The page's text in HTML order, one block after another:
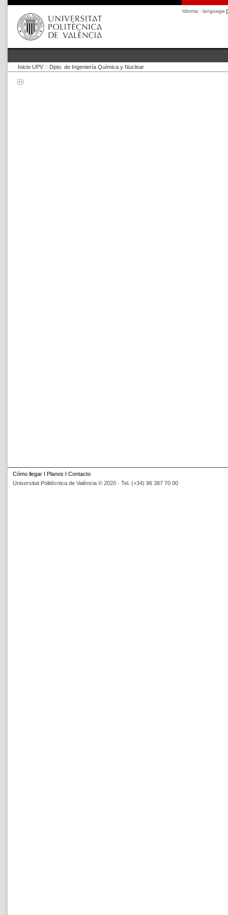
Idioma · language
Inicio UPV :: Dpto. de Ingeniería Química y Nuclear
Cómo llegar I Planos I Contacto
Universitat Politècnica de València © 2020 · Tel. (+34) 96 387 70 00